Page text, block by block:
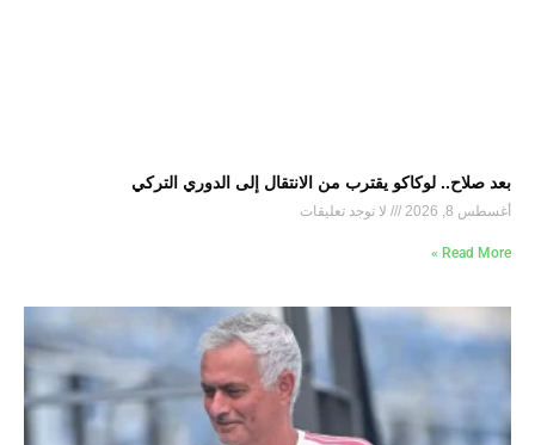
بعد صلاح.. لوكاكو يقترب من الانتقال إلى الدوري التركي
أغسطس 8, 2026 لا توجد تعليقات
Read More »